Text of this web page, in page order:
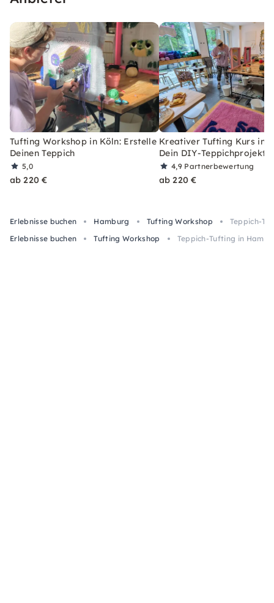
Tufting Workshop in Köln: Erstelle
Deinen Teppich
5,0
ab 220 €
Kreativer Tufting Kurs in
Dein DIY-Teppichprojekt
4,9 Partnerbewertung
ab 220 €
Erlebnisse buchen Hamburg Tufting Workshop
Teppich-
Erlebnisse buchen
Tufting Workshop Teppich-Tufting in